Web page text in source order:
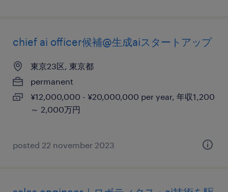
chief ai officer候補@生成aiスタートアップ
東京23区, 東京都
permanent
¥12,000,000 - ¥20,000,000 per year, 年収1,200
～ 2,000万円
posted 22 november 2023